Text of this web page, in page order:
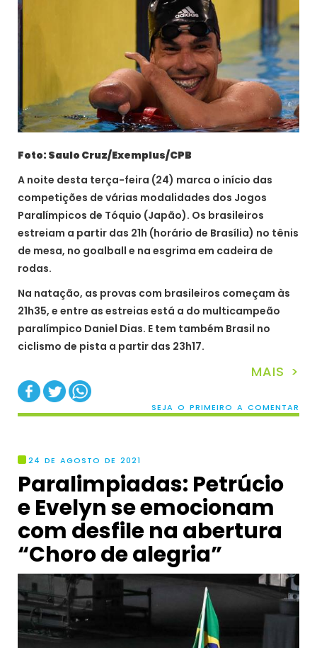
Foto: Saulo Cruz/Exemplus/CPB
A noite desta terça-feira (24) marca o início das
competições de várias modalidades dos Jogos
Paralímpicos de Tóquio (Japão). Os brasileiros
estreiam a partir das 21h (horário de Brasília) no tênis
de mesa, no goalball e na esgrima em cadeira de
rodas.
Na natação, as provas com brasileiros começam às
21h35, e entre as estreias está a do multicampeão
paralímpico Daniel Dias. E tem também Brasil no
ciclismo de pista a partir das 23h17.
MAIS >
SEJA O PRIMEIRO A COMENTAR
24 DE AGOSTO DE 2021
Paralimpiadas: Petrúcio
e Evelyn se emocionam
com desfile na abertura
“Choro de alegria”